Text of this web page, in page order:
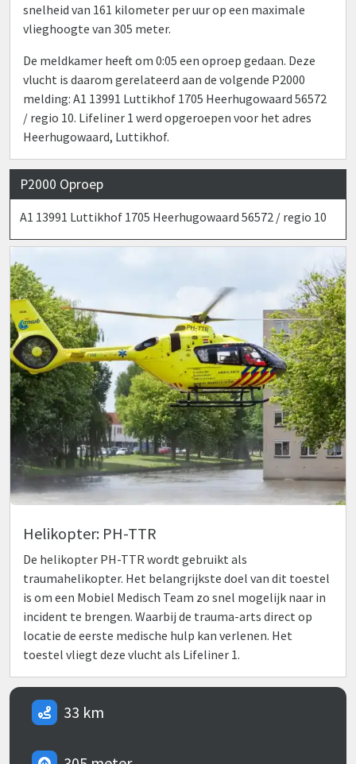
snelheid van 161 kilometer per uur op een maximale
vlieghoogte van 305 meter.
De meldkamer heeft om 0:05 een oproep gedaan. Deze
vlucht is daarom gerelateerd aan de volgende P2000
melding: A1 13991 Luttikhof 1705 Heerhugowaard 56572
/ regio 10. Lifeliner 1 werd opgeroepen voor het adres
Heerhugowaard, Luttikhof.
P2000 Oproep
A1 13991 Luttikhof 1705 Heerhugowaard 56572 / regio 10
Helikopter: PH-TTR
De helikopter PH-TTR wordt gebruikt als
traumahelikopter. Het belangrijkste doel van dit toestel
is om een Mobiel Medisch Team zo snel mogelijk naar in
incident te brengen. Waarbij de trauma-arts direct op
locatie de eerste medische hulp kan verlenen. Het
toestel vliegt deze vlucht als Lifeliner 1.
33 km